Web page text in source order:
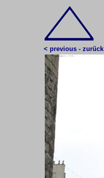
< previous - zurück